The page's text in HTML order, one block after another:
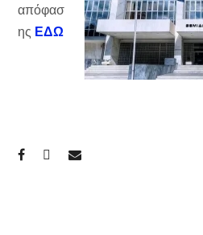
απόφασ
ης ΕΔΩ